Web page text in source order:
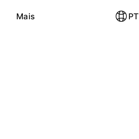
Mais PT